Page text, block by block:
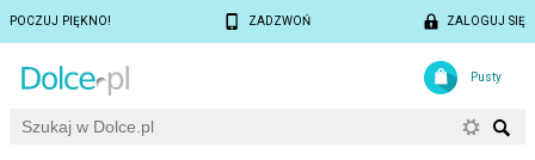
POCZUJ PIĘKNO! ZADZWOŃ ZALOGUJ SIĘ
Pusty